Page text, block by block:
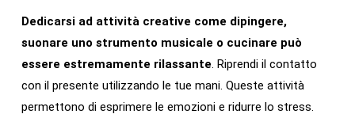
Dedicarsi ad attività creative come dipingere,
suonare uno strumento musicale o cucinare può
essere estremamente rilassante. Riprendi il contatto
con il presente utilizzando le tue mani. Queste attività
permettono di esprimere le emozioni e ridurre lo stress.